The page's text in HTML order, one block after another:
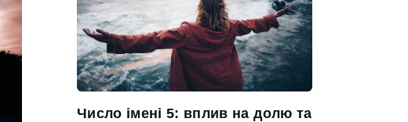
Число імені 5: вплив на долю та